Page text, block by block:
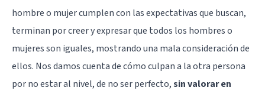
hombre o mujer cumplen con las expectativas que buscan,
terminan por creer y expresar que todos los hombres o
mujeres son iguales, mostrando una mala consideración de
ellos. Nos damos cuenta de cómo culpan a la otra persona
por no estar al nivel, de no ser perfecto,sin valorar en